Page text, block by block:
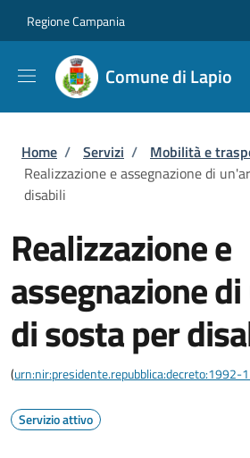
Regione Campania
Comune di Lapio
Briciole di pane
Home / Servizi / Mobilità e
Realizzazione e assegnazione di
disabili
Realizzazione e
assegnazione
di sosta per
(
Servizio attivo